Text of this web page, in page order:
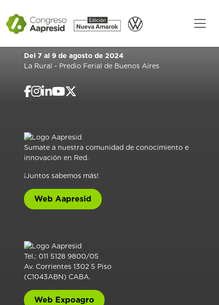
Del 7 al 9 de agosto de 2024
La Rural - Predio Ferial de Buenos Aires
Sumate a nuestra comunidad de conocimiento e
innovación en Red.
¡Juntos sabemos más!
Web Aapresid
Tel.: 011 5128 9800/05
Av. Corrientes 1302 5 Piso
(C1043ABN) CABA.
Web Expoagro